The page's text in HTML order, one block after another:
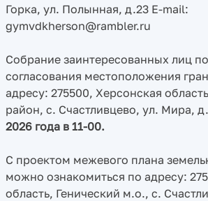
Горка, ул. Полынная, д.23 E-mail:
gymvdkherson@rambler.ru
Собрание заинтересованных лиц
согласования местоположения
адресу: 275500, Херсонская
район, с. Счастливцево, ул. Мира,
2026 года в 11-00.
С проектом межевого плана
можно ознакомиться по адресу:
область, Генический м.о., с.